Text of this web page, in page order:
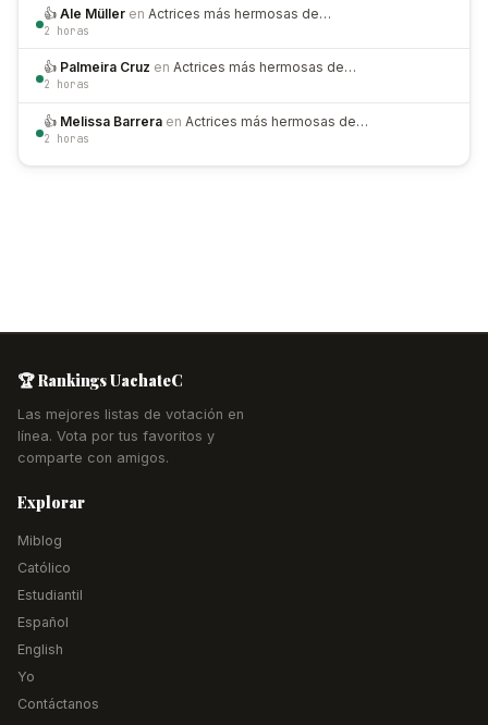
👍 Ale Müller en Actrices más hermosas de…
2 horas
👍 Palmeira Cruz en Actrices más hermosas de…
2 horas
👍 Melissa Barrera en Actrices más hermosas de…
2 horas
🏆 Rankings UachateC
Las mejores listas de votación en
línea. Vota por tus favoritos y
comparte con amigos.
Explorar
Miblog
Católico
Estudiantil
Español
English
Yo
Contáctanos